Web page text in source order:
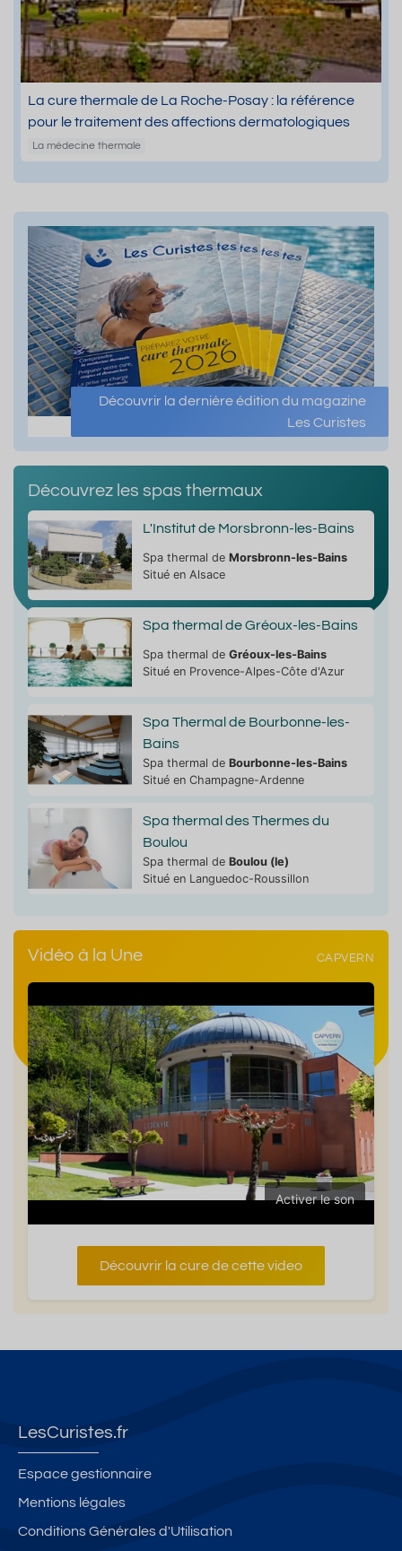
La cure thermale de La Roche-Posay : la référence
pour le traitement des affections dermatologiques
La médecine thermale
Découvrir la dernière édition du magazine
Les Curistes
Découvrez les spas thermaux
L'Institut de Morsbronn-les-Bains
Spa thermal de Morsbronn-les-Bains
Situé en Alsace
Spa thermal de Gréoux-les-Bains
Spa thermal de Gréoux-les-Bains
Situé en Provence-Alpes-Côte d'Azur
Spa Thermal de Bourbonne-les-
Bains
Spa thermal de Bourbonne-les-Bains
Situé en Champagne-Ardenne
Spa thermal des Thermes du
Boulou
Spa thermal de Boulou (le)
Situé en Languedoc-Roussillon
Vidéo à la Une CAPVERN
Activer le son
Découvrir la cure de cette video
LesCuristes.fr
Espace gestionnaire
Mentions légales
Conditions Générales d'Utilisation